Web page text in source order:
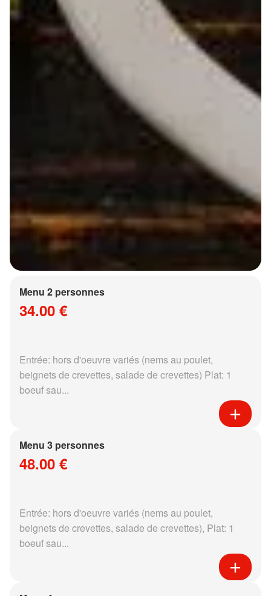
Menu 2 personnes
34.00 €
Entrée: hors d'oeuvre variés (nems au poulet,
beignets de crevettes, salade de crevettes) Plat: 1
boeuf sau...
Menu 3 personnes
48.00 €
Entrée: hors d'oeuvre variés (nems au poulet,
beignets de crevettes, salade de crevettes), Plat: 1
boeuf sau...